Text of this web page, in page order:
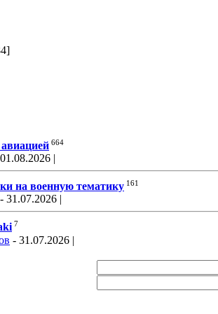
664
|
на военную тематику 161
- 31.07.2026 |
7
- 31.07.2026 |